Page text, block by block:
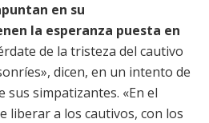
en su
la esperanza puesta en
de la tristeza del cautivo
dicen, en un intento de
sus simpatizantes. «En el
liberar a los cautivos, con los